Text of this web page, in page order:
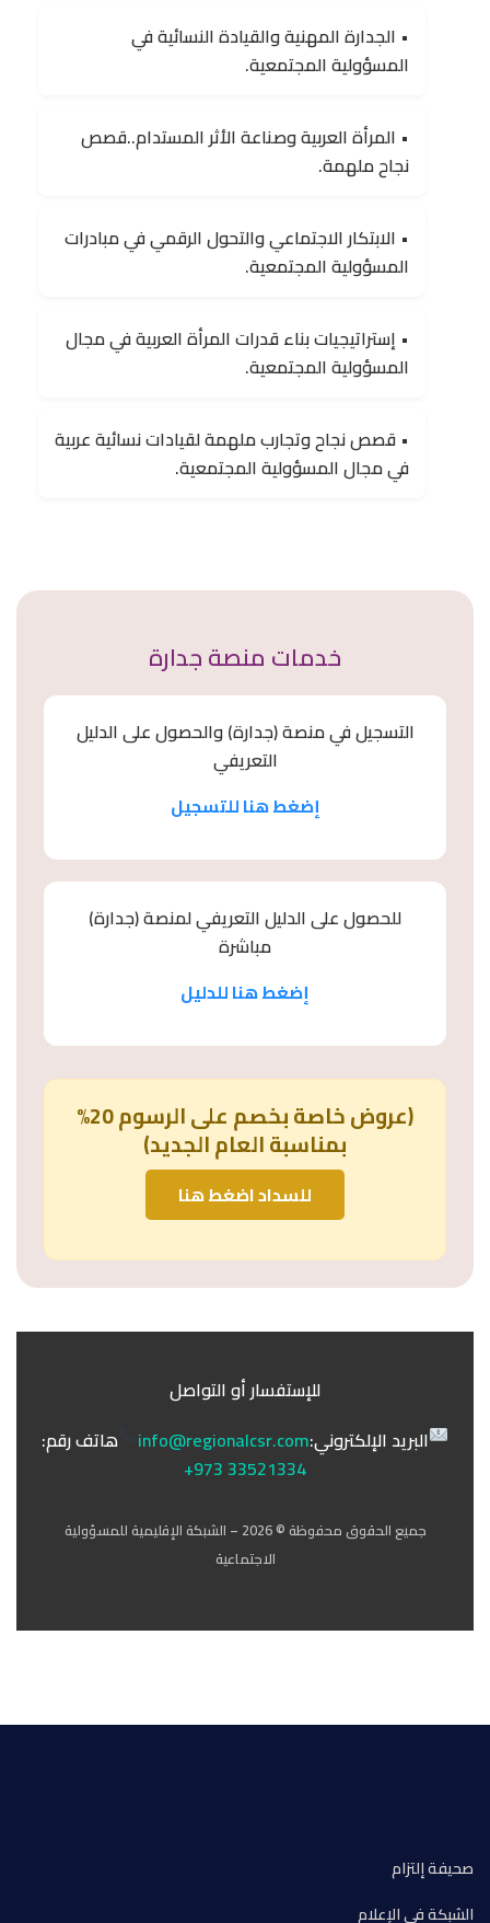
• الجدارة المهنية والقيادة النسائية في
المسؤولية المجتمعية.
• المرأة العربية وصناعة الأثر المستدام..قصص
نجاح ملهمة.
• الابتكار الاجتماعي والتحول الرقمي في مبادرات
المسؤولية المجتمعية.
• إستراتيجيات بناء قدرات المرأة العربية في مجال
المسؤولية المجتمعية.
• قصص نجاح وتجارب ملهمة لقيادات نسائية عربية
في مجال المسؤولية المجتمعية.
خدمات منصة جدارة
التسجيل في منصة (جدارة) والحصول على الدليل
التعريفي
إضغط هنا للتسجيل
للحصول على الدليل التعريفي لمنصة (جدارة)
مباشرة
إضغط هنا للدليل
(عروض خاصة بخصم على الرسوم 20%
بمناسبة العام الجديد)
للسداد اضغط هنا
للإستفسار أو التواصل
البريد الإلكتروني:info@regionalcsr.com
هاتف رقم:
+973 33521334
جميع الحقوق محفوظة © 2026 – الشبكة الإقليمية للمسؤولية
الاجتماعية
صحيفة إلتزام
الشبكة في الإعلام